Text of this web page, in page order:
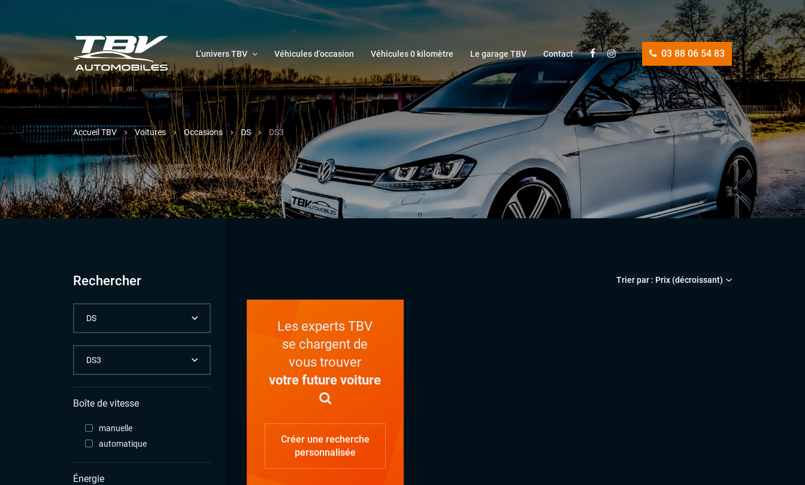
03 88 06 54 83
L’univers TBV Véhicules d’occasion Véhicules 0 kilomètre Le garage TBV Contact
Accueil TBV Voitures Occasions DS DS3
Rechercher
Boîte de vitesse
manuelle
automatique
Énergie
Les experts TBV
se chargent de
vous trouver
votre future voiture
Créer une recherche
personnalisée